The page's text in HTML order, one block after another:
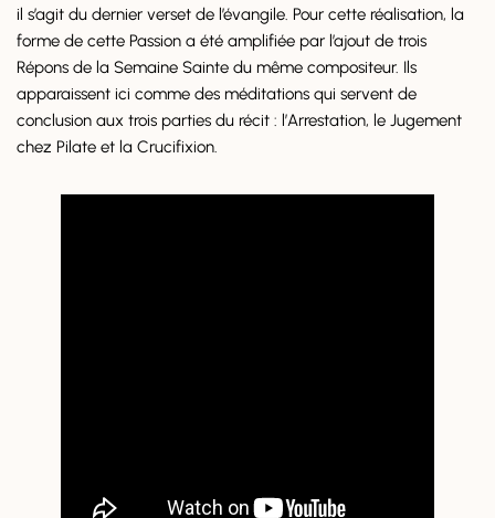
il s’agit du dernier verset de l’évangile. Pour cette réalisation, la
forme de cette Passion a été amplifiée par l’ajout de trois
Répons de la Semaine Sainte du même compositeur. Ils
apparaissent ici comme des méditations qui servent de
conclusion aux trois parties du récit : l’Arrestation, le Jugement
chez Pilate et la Crucifixion.